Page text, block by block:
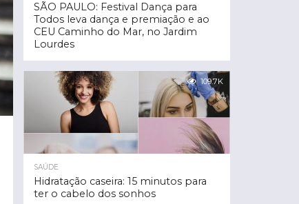
SÃO PAULO: Festival Dança para
Todos leva dança e premiação e ao
CEU Caminho do Mar, no Jardim
Lourdes
109.7K
SAÚDE
Hidratação caseira: 15 minutos para
ter o cabelo dos sonhos